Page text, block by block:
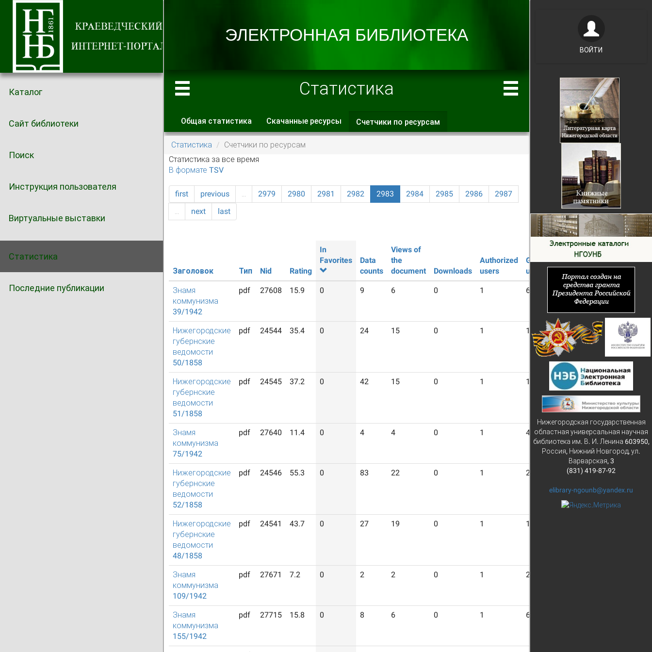
Каталог
Сайт библиотеки
Поиск
Инструкция пользователя
Виртуальные выставки
Статистика
Последние публикации
Статистика
Главные вкладки
Общая статистика Скачанные ресурсы Счетчики по ресурсам
вкладка)
Статистика
Счетчики по ресурсам
Статистика за все время
В формате TSV
first previous … 2979 2980 2981 2982 2983 2984 2985 2986
2987
…
next last
Заголовок Тип Nid Rating
In
Favorites
Data
counts
Views of
the
document
Downloads
Authorized
users
Guest
users
Знамя
коммунизма
39/1942
pdf 27608 15.9 0 9 6 0 1 6
Нижегородские
губернские
ведомости
50/1858
pdf 24544 35.4 0 24 15 0 1 15
Нижегородские
губернские
ведомости
51/1858
pdf 24545 37.2 0 42 15 0 1 15
Знамя
коммунизма
75/1942
pdf 27640 11.4 0 4 4 0 1 4
Нижегородские
губернские
ведомости
52/1858
pdf 24546 55.3 0 83 22 0 1 22
Нижегородские
губернские
ведомости
48/1858
pdf 24541 43.7 0 27 19 0 1 19
Знамя
коммунизма
109/1942
pdf 27671 7.2 0 2 2 0 1 2
Знамя
коммунизма
155/1942
pdf 27715 15.8 0 8 6 0 1 6
ВОЙТИ
Нижегородская государственная
областная универсальная научная
библиотека им. В. И. Ленина 603950,
Россия, Нижний Новгород, ул.
Варварская, 3
(831) 419-87-92
elibrary-ngounb@yandex.ru